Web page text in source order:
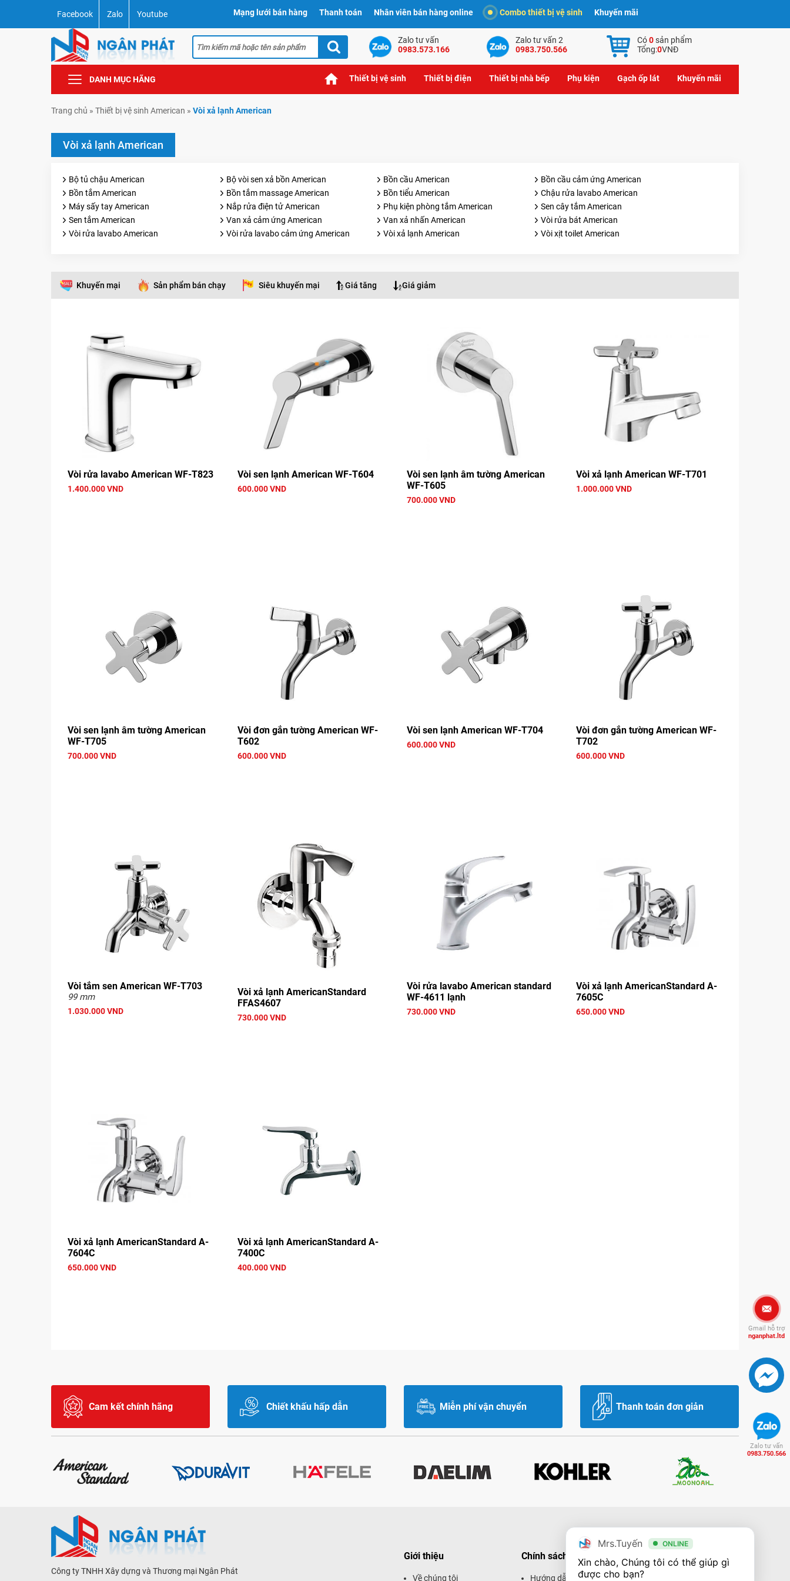
Facebook Zalo Youtube Mạng lưới bán hàng Thanh toán Nhân viên bán hàng online Combo thiết bị vệ sinh Khuyến mãi
Zalo tư vấn
0983.573.166
Zalo tư vấn 2
0983.750.566
Có0sản phẩm
Tổng:0VNĐ
DANH MỤC HÃNG Thiết bị vệ sinh Thiết bị điện Thiết bị nhà bếp Phụ kiện Gạch ốp lát Khuyến mãi
Trang chủ » Thiết bị vệ sinh American » Vòi xả lạnh American
Vòi xả lạnh American
Bộ tủ chậu American Bộ vòi sen xả bồn American Bồn cầu American
Bồn cầu cảm ứng American
Bồn tắm American
Bồn tắm massage American Bồn tiểu American
Chậu rửa lavabo American
Máy sấy tay American
Nắp rửa điện tử American Phụ kiện phòng tắm American
Sen cây tắm American
Sen tắm American
Van xả cảm ứng American Van xả nhấn American
Vòi rửa bát American
Vòi rửa lavabo American
Vòi rửa lavabo cảm ứng American Vòi xả lạnh American Vòi xịt toilet American
Khuyến mại Sản phẩm bán chạy Siêu khuyến mại Giá tăng Giá giảm
Vòi rửa lavabo American WF-T823
1.400.000 VND
Vòi sen lạnh American WF-T604
600.000 VND
Vòi sen lạnh âm tường American
WF-T605
700.000 VND
Vòi xả lạnh American WF-T701
1.000.000 VND
Vòi sen lạnh âm tường American
WF-T705
700.000 VND
Vòi đơn gắn tường American WF-
T602
600.000 VND
Vòi sen lạnh American WF-T704
600.000 VND
Vòi đơn gắn tường American WF-
T702
600.000 VND
Vòi tắm sen American WF-T703
99 mm
1.030.000 VND
Vòi xả lạnh AmericanStandard
FFAS4607
730.000 VND
Vòi rửa lavabo American standard
WF-4611 lạnh
730.000 VND
Vòi xả lạnh AmericanStandard A-
7605C
650.000 VND
Vòi xả lạnh AmericanStandard A-
7604C
650.000 VND
Vòi xả lạnh AmericanStandard A-
7400C
400.000 VND
Cam kết chính hãng Chiết khấu hấp dẫn Miễn phí vận chuyển Thanh toán đơn giản
Công ty TNHH Xây dựng và Thương mại Ngân Phát
Giới thiệu
Về chúng tôi
Chính sách mua hàng
Hướng dẫn mua hàng
Hình thức thanh toán
Gmail hỗ trợ
nganphat.ltd
Zalo tư vấn
0983.750.566
Mrs.Tuyến ONLINE
Xin chào, Chúng tôi có thể giúp gì
được cho bạn?